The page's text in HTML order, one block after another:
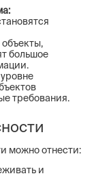
большое
требования.
можно отнести:
и